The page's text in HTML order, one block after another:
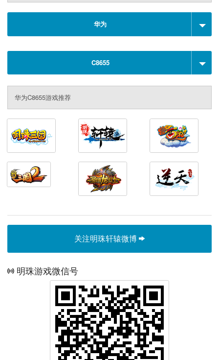
华为
C8655
华为C8655游戏推荐
关注明珠轩辕微博
明珠游戏微信号